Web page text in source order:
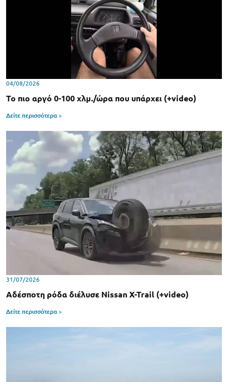
04/08/2026
Το πιο αργό 0-100 χλμ./ώρα που υπάρχει (+video)
Δείτε περισσότερα >
31/07/2026
Αδέσποτη ρόδα διέλυσε Nissan X-Trail (+video)
Δείτε περισσότερα >